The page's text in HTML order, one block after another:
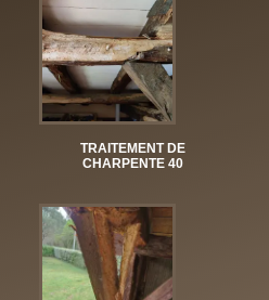
TRAITEMENT DE
CHARPENTE 40